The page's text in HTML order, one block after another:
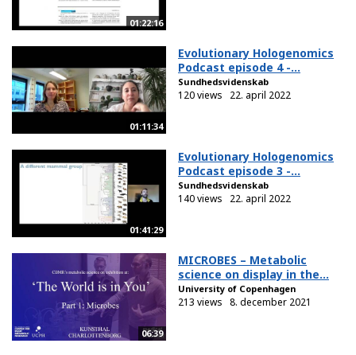
01:22:16
01:11:34
Evolutionary Hologenomics
Podcast episode 4 -...
Sundhedsvidenskab
120 views 22. april 2022
01:41:29
Evolutionary Hologenomics
Podcast episode 3 -...
Sundhedsvidenskab
140 views 22. april 2022
06:39
MICROBES – Metabolic
science on display in the...
University of Copenhagen
213 views 8. december 2021